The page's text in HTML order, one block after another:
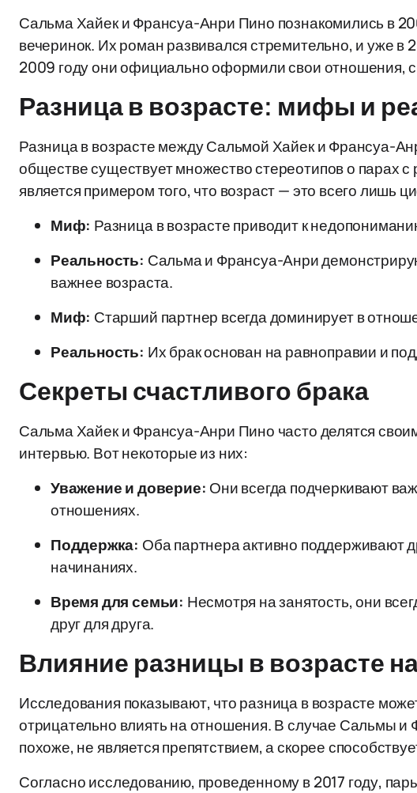
Сальма Хайек и Франсуа-Анри Пино познакомились в
вечеринок. Их роман развивался стремительно, и уже в
2009 году они официально оформили свои отношения,
Разница в возрасте: мифы и
Разница в возрасте между Сальмой Хайек и Франсуа-
обществе существует множество стереотипов о парах с
является примером того, что возраст — это всего лишь
Миф: Разница в возрасте приводит к
Реальность: Сальма и Франсуа-Анри
важнее возраста.
Миф: Старший партнер всегда доминирует в
Реальность: Их брак основан на равноправии и
Секреты счастливого брака
Сальма Хайек и Франсуа-Анри Пино часто делятся
интервью. Вот некоторые из них:
Уважение и доверие: Они всегда подчеркивают
отношениях.
Поддержка: Оба партнера активно поддерживают
начинаниях.
Время для семьи: Несмотря на занятость, они
друг для друга.
Влияние разницы в возрасте
Исследования показывают, что разница в возрасте
отрицательно влиять на отношения. В случае Сальмы и
похоже, не является препятствием, а скорее
Согласно исследованию, проведенному в 2017 году,